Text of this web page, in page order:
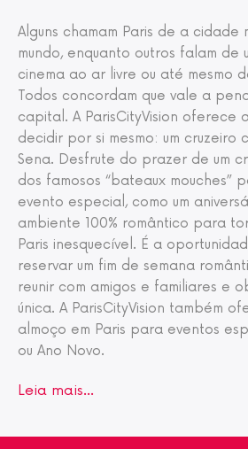
Alguns chamam Paris de a cidade
mundo, enquanto outros falam de
cinema ao ar livre ou até mesmo
Todos concordam que vale a
capital. A ParisCityVision oferece
decidir por si mesmo: um cruzeiro
Sena. Desfrute do prazer de um
dos famosos “bateaux mouches”
evento especial, como um
ambiente 100% romântico para
Paris inesquecível. É a
reservar um fim de semana
reunir com amigos e familiares e
única. A ParisCityVision também
almoço em Paris para eventos
ou Ano Novo.
Leia mais…